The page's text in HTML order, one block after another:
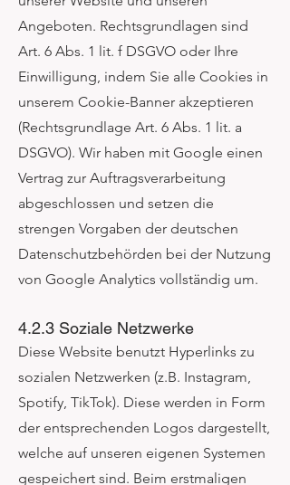
Angeboten. Rechtsgrundlagen sind
Art. 6 Abs. 1 lit. f DSGVO oder Ihre
Einwilligung, indem Sie alle Cookies in
unserem Cookie-Banner akzeptieren
(Rechtsgrundlage Art. 6 Abs. 1 lit. a
DSGVO). Wir haben mit Google einen
Vertrag zur Auftragsverarbeitung
abgeschlossen und setzen die
strengen Vorgaben der deutschen
Datenschutzbehörden bei der Nutzung
von Google Analytics vollständig um.
4.2.3 Soziale Netzwerke
Diese Website benutzt Hyperlinks zu
sozialen Netzwerken (z.B. Instagram,
Spotify, TikTok). Diese werden in Form
der entsprechenden Logos dargestellt,
welche auf unseren eigenen Systemen
gespeichert sind. Beim erstmaligen